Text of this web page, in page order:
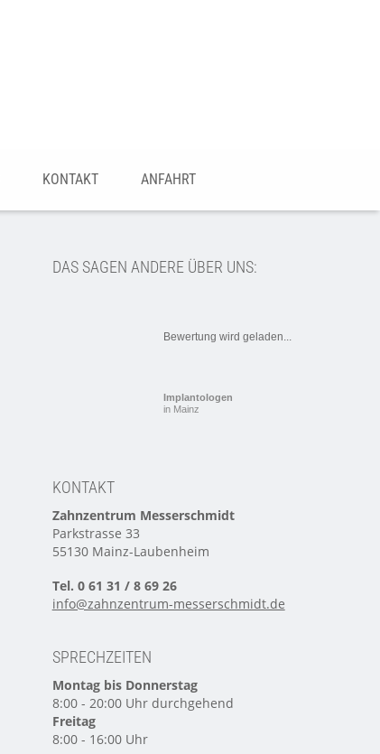
KONTAKT ANFAHRT
DAS SAGEN ANDERE ÜBER UNS:
Bewertung wird geladen...
Implantologen
in Mainz
KONTAKT
Zahnzentrum Messerschmidt
Parkstrasse 33
55130 Mainz-Laubenheim
Tel. 0 61 31 / 8 69 26
info@zahnzentrum-messerschmidt.de
SPRECHZEITEN
Montag bis Donnerstag
8:00 - 20:00 Uhr durchgehend
Freitag
8:00 - 16:00 Uhr